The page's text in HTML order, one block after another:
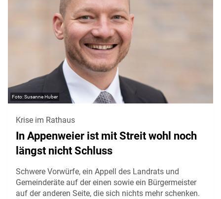
Susanne Huber
Krise im Rathaus
In Appenweier ist mit Streit wohl noch
längst nicht Schluss
Schwere Vorwürfe, ein Appell des Landrats und
Gemeinderäte auf der einen sowie ein Bürgermeister
auf der anderen Seite, die sich nichts mehr schenken.